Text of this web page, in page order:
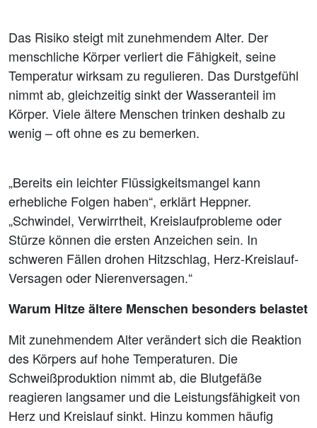
Das Risiko steigt mit zunehmendem Alter. Der
menschliche Körper verliert die Fähigkeit, seine
Temperatur wirksam zu regulieren. Das Durstgefühl
nimmt ab, gleichzeitig sinkt der Wasseranteil im
Körper. Viele ältere Menschen trinken deshalb zu
wenig – oft ohne es zu bemerken.
„Bereits ein leichter Flüssigkeitsmangel kann
erhebliche Folgen haben“, erklärt Heppner.
„Schwindel, Verwirrtheit, Kreislaufprobleme oder
Stürze können die ersten Anzeichen sein. In
schweren Fällen drohen Hitzschlag, Herz-Kreislauf-
Versagen oder Nierenversagen.“
Warum Hitze ältere Menschen besonders belastet
Mit zunehmendem Alter verändert sich die Reaktion
des Körpers auf hohe Temperaturen. Die
Schweißproduktion nimmt ab, die Blutgefäße
reagieren langsamer und die Leistungsfähigkeit von
Herz und Kreislauf sinkt. Hinzu kommen häufig